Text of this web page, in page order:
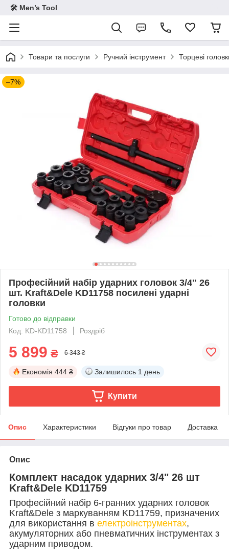
🛠 Men’s Tool
Товари та послуги Ручний інструмент Торцеві
–7%
Професійний набір ударних головок 3/4" 26
шт. Kraft&Dele KD11758 посилені ударні
головки
Готово до відправки
Код: KD-KD11758
Роздріб
5 899 ₴ 6 343 ₴
Економія 444 ₴ Залишилось 1 день
Купити
Опис Характеристики Відгуки про товар Доставка
Опис
Комплект насадок ударних 3/4" 26 шт
Kraft&Dele KD11759
Професійний набір 6-гранних ударних головок
Kraft&Dele з маркуванням KD11759, призначених
для використання в електроінструментах,
акумуляторних або пневматичних інструментах з
ударним приводом.